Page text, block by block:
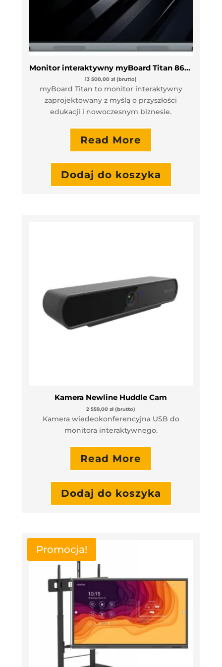
Monitor interaktywny myBoard Titan 86″ VAT 0%
13 500,00zł (brutto)
myBoard Titan to monitor interaktywny
zaprojektowany z myślą o przyszłości
edukacji i nowoczesnym biznesie.
Read More
Dodaj do koszyka
Kamera Newline Huddle Cam
2 559,00zł (brutto)
Kamera wiedeokonferencyjna USB do
monitora interaktywnego.
Read More
Dodaj do koszyka
Promocja!